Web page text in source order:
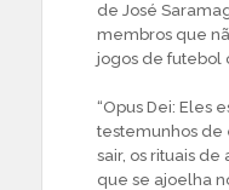
de José
membros que
jogos de futebol
“Opus Dei: Eles
testemunhos
sair, os rituais
que se ajoelha